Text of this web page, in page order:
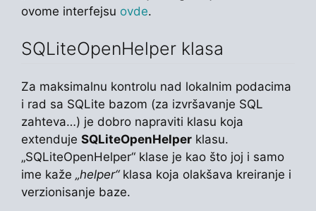
ovome interfejsu ovde.
SQLiteOpenHelper klasa
Za maksimalnu kontrolu nad lokalnim podacima
i rad sa SQLite bazom (za izvršavanje SQL
zahteva…) je dobro napraviti klasu koja
extenduje SQLiteOpenHelper klasu.
„SQLiteOpenHelper“ klase je kao što joj i samo
ime kaže „helper“klasa koja olakšava kreiranje i
verzionisanje baze.